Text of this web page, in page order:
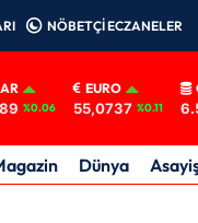
NÖBETÇİ ECZANELER
%0.06
EURO
55,0737 %0.11
Dünya